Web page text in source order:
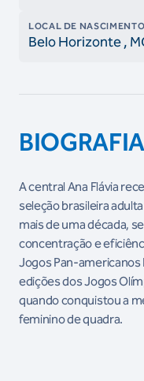
LOCAL DE NASCIMENTO
Belo Horizonte,
BIOGRAFIA
A central Ana Flávia
seleção brasileira
mais de uma década,
concentração e
Jogos Pan-americanos
edições dos Jogos
quando conquistou a
feminino de quadra.